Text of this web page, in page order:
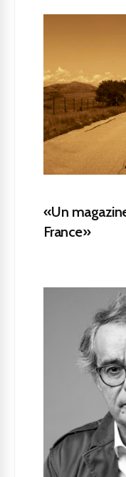
«Un
France»